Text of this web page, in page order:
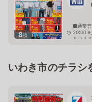
8枚
■通常
20:00 ※
ありま
いわき市のチラシ